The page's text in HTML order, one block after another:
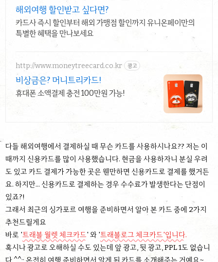
해외여행 할인받고 싶다면?
카드사 즉시 할인부터 해외 가맹점 할인까지 유니온페이만의
특별한 혜택을 만나보세요
http://www.moneytreecard.co.kr 광고
비상금은? 머니트리카드!
휴대폰 소액결제 충전 100만원 가능!
다들 해외여행에서 결제하실 때 무슨 카드를 사용하시나요?? 저는 이
때까지 신용카드를 많이 사용했습니다. 현금을 사용하자니 분실 우려
도 있고 카드 결제가 가능한 곳은 웬만하면 신용카드로 결제를 했거든
요. 하지만... 신용카드로 결제하는 경우 수수료가 발생한다는 단점이
있죠?!
그래서 최근의 싱가포르 여행을 준비하면서 알아 본 카드 중에 2가지
추천드릴게요
바로 '트래블 월렛 체크카드' 와 '트래블로그 체크카드'입니다.
혹시나 광고로 오해하실 수도 있는데 앞 광고, 뒷 광고, PPL 1도 없습니
다 ^^;; 온전히 여행 준비하면서 알게 된 카드를 소개해주는 거예요~